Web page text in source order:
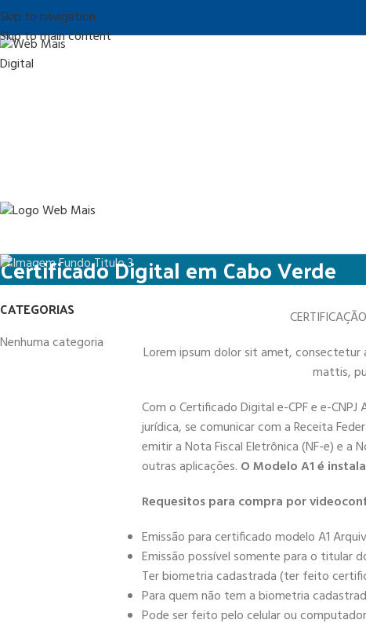
Skip to navigation
Skip to main content
Certificado Digital em Cabo Verde
CATEGORIAS
Nenhuma categoria
Lorem ipsum dolor sit amet,
mattis,
Com o Certificado Digital e-CPF e e-
jurídica, se comunicar com a Receita
emitir a Nota Fiscal Eletrônica (NF-e) e a
outras aplicações. O Modelo A1 é
Requesitos para compra por
Emissão para certificado modelo A1
Emissão possível somente para o titular
Ter biometria cadastrada (ter feito
Para quem não tem a biometria
Pode ser feito pelo celular ou